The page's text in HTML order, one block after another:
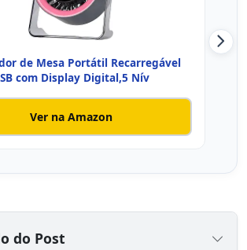
de Mesa Portátil Recarregável
com Display Digital,5 Nív
Ver na Amazon
do Post